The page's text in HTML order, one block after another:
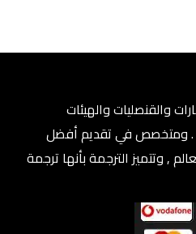
والقنصليات والهيئات
. ومتخصص في تقديم أفضل
لغة حول العالم , وتتميز الترجمة بأنها ترجمة